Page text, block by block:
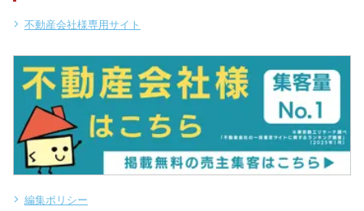
不動産会社様専用サイト
編集ポリシー